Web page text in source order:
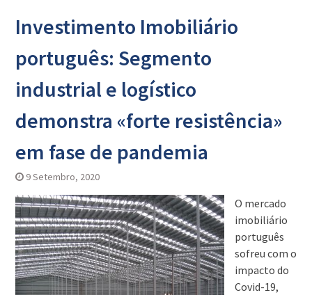
Investimento Imobiliário
português: Segmento
industrial e logístico
demonstra «forte resistência»
em fase de pandemia
9 Setembro, 2020
O mercado
imobiliário
português
sofreu com o
impacto do
Covid-19,